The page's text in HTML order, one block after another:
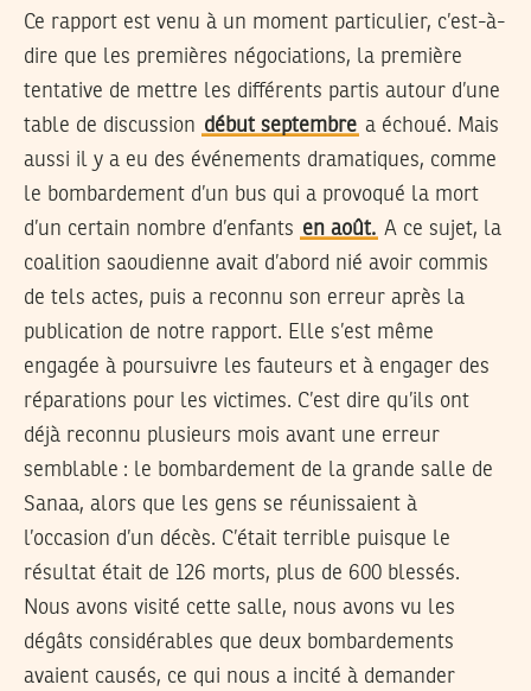
Ce rapport est venu à un moment particulier, c’est-à-
dire que les premières négociations, la première
tentative de mettre les différents partis autour d’une
table de discussion début septembre a échoué. Mais
aussi il y a eu des événements dramatiques, comme
le bombardement d’un bus qui a provoqué la mort
d’un certain nombre d’enfants en août. A ce sujet, la
coalition saoudienne avait d’abord nié avoir commis
de tels actes, puis a reconnu son erreur après la
publication de notre rapport. Elle s’est même
engagée à poursuivre les fauteurs et à engager des
réparations pour les victimes. C’est dire qu’ils ont
déjà reconnu plusieurs mois avant une erreur
semblable : le bombardement de la grande salle de
Sanaa, alors que les gens se réunissaient à
l’occasion d’un décès. C’était terrible puisque le
résultat était de 126 morts, plus de 600 blessés.
Nous avons visité cette salle, nous avons vu les
dégâts considérables que deux bombardements
avaient causés, ce qui nous a incité à demander